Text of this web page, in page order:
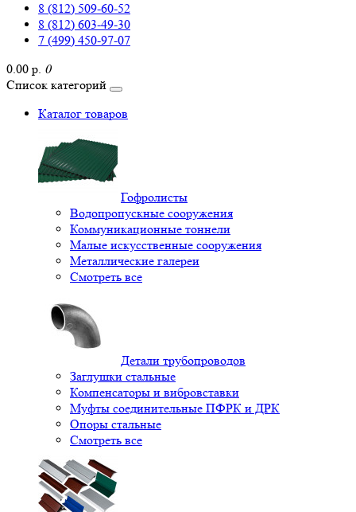
8 (812) 509-60-52
8 (812) 603-49-30
7 (499) 450-97-07
0.00 р. 0
Список категорий
Каталог товаров
Гофролисты
Водопропускные сооружения
Коммуникационные тоннели
Малые искусственные сооружения
Металлические галереи
Смотреть все
Детали трубопроводов
Заглушки стальные
Компенсаторы и вибровставки
Муфты соединительные ПФРК и ДРК
Опоры стальные
Смотреть все